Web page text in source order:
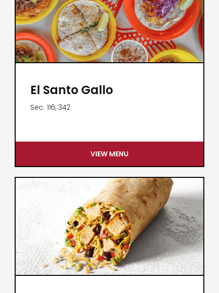
El Santo Gallo
Sec. 116, 342
VIEW MENU